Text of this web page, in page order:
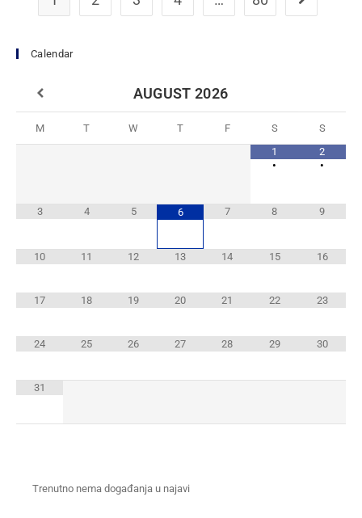
Calendar
AUGUST 2026
M T W T F S
S
1
•
2
•
3 4 5 6 7 8 9
10 11 12 13 14 15 16
17 18 19 20 21 22 23
24 25 26 27 28 29 30
31
Trenutno nema događanja u najavi